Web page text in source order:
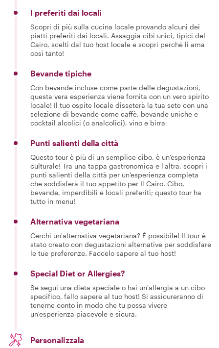
I preferiti dai locali
Scopri di più sulla cucina locale provando alcuni dei
piatti preferiti dai locali. Assaggia cibi unici, tipici del
Cairo, scelti dal tuo host locale e scopri perché li ama
così tanto!
Bevande tipiche
Con bevande incluse come parte delle degustazioni,
questa vera esperienza viene fornita con un vero spirito
locale! Il tuo ospite locale disseterà la tua sete con una
selezione di bevande come caffè, bevande uniche e
cocktail alcolici (o analcolici), vino e birra
Punti salienti della città
Questo tour è più di un semplice cibo, è un'esperienza
culturale! Tra una tappa gastronomica e l'altra, scopri i
punti salienti della città per un'esperienza completa
che soddisferà il tuo appetito per Il Cairo. Cibo,
bevande, imperdibili e locali preferiti; questo tour ha
tutto in menu!
Alternativa vegetariana
Cerchi un'alternativa vegetariana? È possibile! Il tour è
stato creato con degustazioni alternative per soddisfare
le tue preferenze. Faccelo sapere al tuo host!
Special Diet or Allergies?
Se segui una dieta speciale o hai un'allergia a un cibo
specifico, fallo sapere al tuo host! Si assicureranno di
tenerne conto in modo che tu possa vivere
un'esperienza piacevole e sicura.
Personalizzala